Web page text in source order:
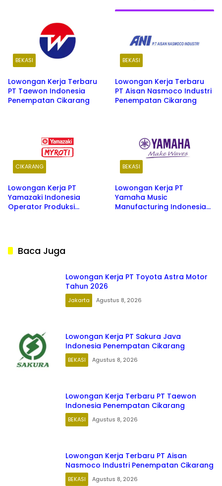
BEKASI
Lowongan Kerja Terbaru
PT Taewon Indonesia
Penempatan Cikarang
BEKASI
Lowongan Kerja Terbaru
PT Aisan Nasmoco Industri
Penempatan Cikarang
CIKARANG
Lowongan Kerja PT
Yamazaki Indonesia
Operator Produksi
BEKASI
Lowongan Kerja PT
Yamaha Music
Manufacturing Indonesia
Baca Juga
Lowongan Kerja PT Toyota Astra Motor
Tahun 2026
Jakarta Agustus 8, 2026
Lowongan Kerja PT Sakura Java
Indonesia Penempatan Cikarang
BEKASI Agustus 8, 2026
Lowongan Kerja Terbaru PT Taewon
Indonesia Penempatan Cikarang
BEKASI Agustus 8, 2026
Lowongan Kerja Terbaru PT Aisan
Nasmoco Industri Penempatan Cikarang
BEKASI Agustus 8, 2026